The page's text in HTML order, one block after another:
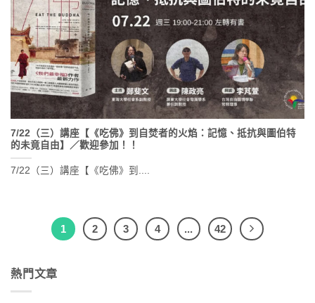
7/22（三）講座【《吃佛》到自焚者的火焰：記憶、抵抗與圖伯特
的未竟自由】／歡迎參加！！
7/22（三）講座【《吃佛》到....
1 2 3 4 ... 42
熱門文章